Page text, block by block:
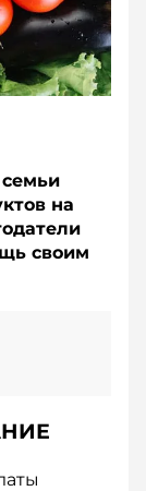
на
своим